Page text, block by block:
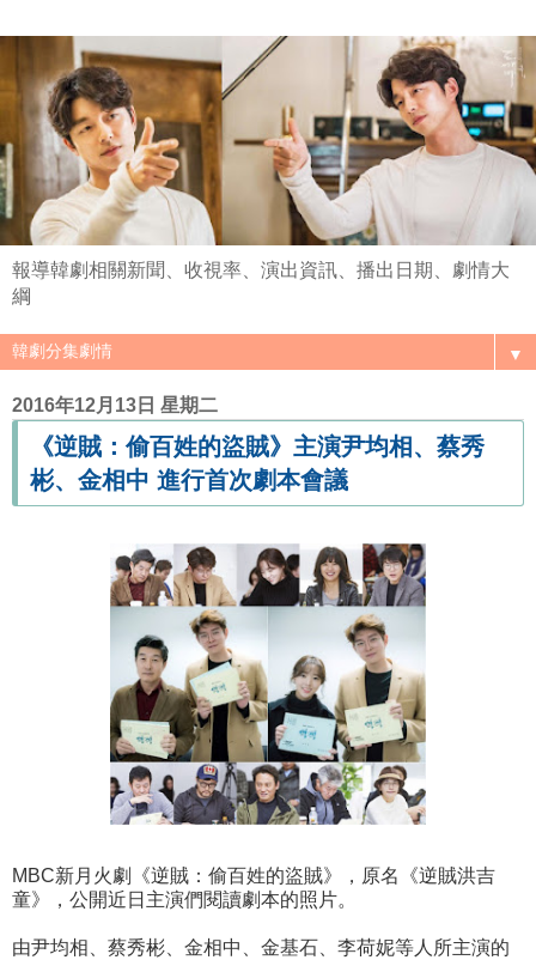
報導韓劇相關新聞、收視率、演出資訊、播出日期、劇情大
綱
▼
2016年12月13日 星期二
《逆賊：偷百姓的盜賊》主演尹均相、蔡秀
彬、金相中 進行首次劇本會議
MBC新月火劇《逆賊：偷百姓的盜賊》，原名《逆賊洪吉
童》，公開近日主演們閱讀劇本的照片。
由尹均相、蔡秀彬、金相中、金基石、李荷妮等人所主演的